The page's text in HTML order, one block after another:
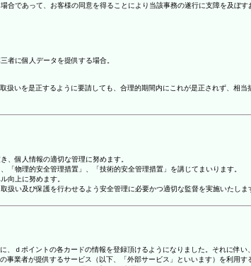
であって、お客様の同意を得ることにより当該事務の遂行に支障を及ぼす
者に個人データを提供する場合。
いを是正するように要請しても、合理的期間内にこれが是正されず、相
、個人情報の適切な管理に努めます。
物理的安全管理措置」、「技術的安全管理措置」を講じてまいります。
向上に努めます。
い及び保護を行わせるよう安全管理に必要かつ適切な監督を実施いたしま
ｄポイントの各カードの情報を登録頂けるようになりました。それに伴
業者が提供するサービス（以下、「外部サービス」といいます）を利用